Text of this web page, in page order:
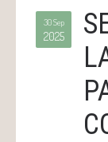
30 Sep
2025